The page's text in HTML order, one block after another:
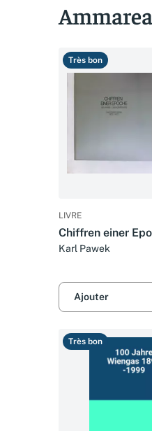
Très bon
LIVRE
Chiffren einer
Karl Pawek
Ajouter
Très bon